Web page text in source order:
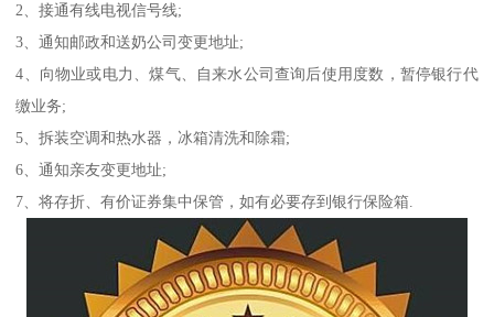
2、接通有线电视信号线;
3、通知邮政和送奶公司变更地址;
4、向物业或电力、煤气、自来水公司查询后使用度数，暂停银行代
缴业务;
5、拆装空调和热水器，冰箱清洗和除霜;
6、通知亲友变更地址;
7、将存折、有价证券集中保管，如有必要存到银行保险箱.